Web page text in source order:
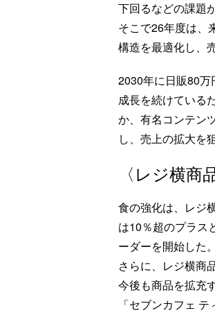
下回るなどの課題
そこで26年度は、
構造を最適化し、
2030年に日販80
成長を続けている
か、有名コンテン
し、売上の拡大を狙
〈レジ横商
食の強化は、レジ
は10％超のプラス
ーダーを開始した
さらに、レジ横商
今後も商品を拡充
「セブンカフェ